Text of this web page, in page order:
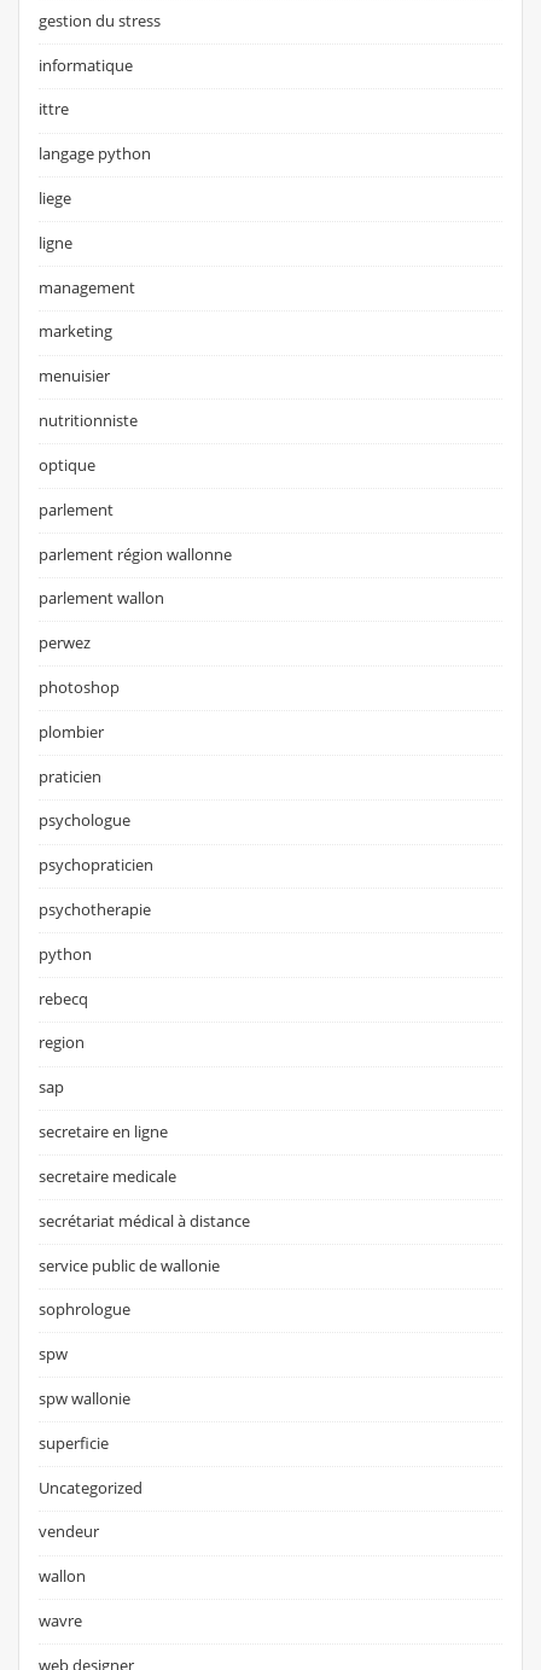
gestion du stress
informatique
ittre
langage python
liege
ligne
management
marketing
menuisier
nutritionniste
optique
parlement
parlement région wallonne
parlement wallon
perwez
photoshop
plombier
praticien
psychologue
psychopraticien
psychotherapie
python
rebecq
region
sap
secretaire en ligne
secretaire medicale
secrétariat médical à distance
service public de wallonie
sophrologue
spw
spw wallonie
superficie
Uncategorized
vendeur
wallon
wavre
web designer